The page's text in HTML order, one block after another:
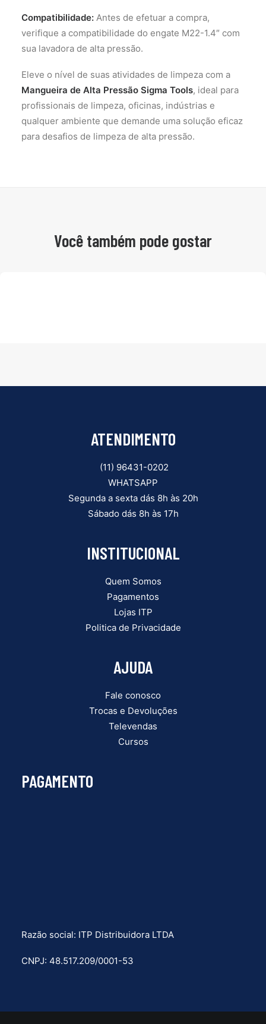
Compatibilidade: Antes de efetuar a compra,
verifique a compatibilidade do engate M22-1.4″ com
sua lavadora de alta pressão.
Eleve o nível de suas atividades de limpeza com a
Mangueira de Alta Pressão Sigma Tools, ideal para
profissionais de limpeza, oficinas, indústrias e
qualquer ambiente que demande uma solução eficaz
para desafios de limpeza de alta pressão.
Você também pode gostar
MANGUEIRA TRAMA DE AÇO M2214 ENGATE
SIGMA TOOLS
INCLUIR NO CARRINHO
ATENDIMENTO
(11) 96431-0202
WHATSAPP
Segunda a sexta dás 8h às 20h
Sábado dás 8h às 17h
INSTITUCIONAL
Quem Somos
Pagamentos
Lojas ITP
Politica de Privacidade
AJUDA
Fale conosco
Trocas e Devoluções
Televendas
Cursos
PAGAMENTO
Razão social: ITP Distribuidora LTDA
CNPJ: 48.517.209/0001-53